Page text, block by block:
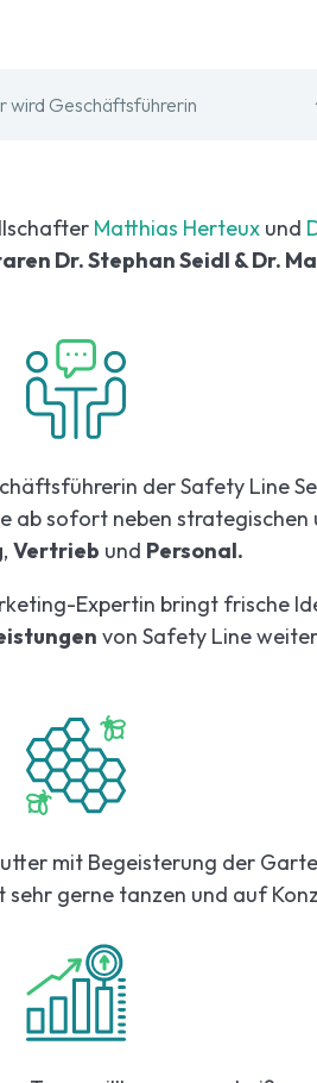
wird Geschäftsführerin
Matthias Herteux und
Dr. Stephan Seidl & Dr.
der Safety Line
ab sofort neben
, Vertrieb und Personal.
Expertin bringt frische
von Safety Line
mit Begeisterung der
gerne tanzen und auf